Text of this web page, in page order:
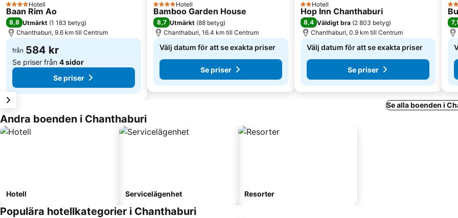
4 Stjärnor
Hotell
Baan Rim Ao
8,8 Utmärkt (1 183 betyg)
Chanthaburi, 9.6 km till Centrum
från 584 kr
Se priser från 4 sidor
Se priser
4 Stjärnor
Hotell
Bamboo Garden House
8,7 Utmärkt (88 betyg)
Chanthaburi, 16.4 km till Centrum
Välj datum för att se exakta priser
Se priser
2 Stjärnor
Hotell
Hop Inn Chanthaburi
8,4 Väldigt bra (2 803 betyg)
Chanthaburi, 0.9 km till Centrum
Välj datum för att se exakta priser
Se priser
2
Se alla boenden i
Andra boenden i Chanthaburi
Hotell Servicelägenhet Resorter
Populära hotellkategorier i Chanthaburi